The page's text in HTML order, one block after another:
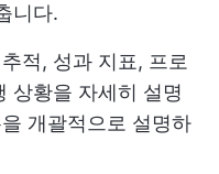
니다.
적, 성과 지표, 프로
상황을 자세히 설명
개괄적으로 설명하